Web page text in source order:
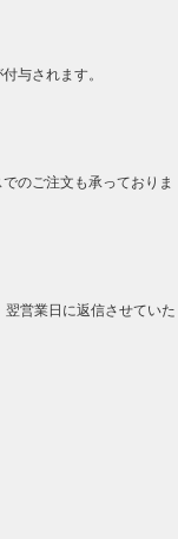
与されます。
のご注文も承っておりま
営業日に返信させていた